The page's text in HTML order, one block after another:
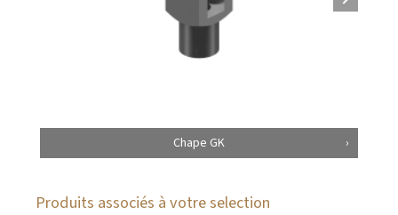
Chape GK
Produits associés à votre selection